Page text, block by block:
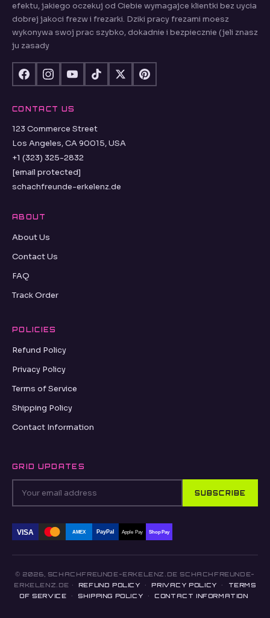
efektu, jakiego oczekuj od Ciebie wymagajce klientki bez uycia
dobrej jakoci frezw i frezarki. Dziki pracy frezami moesz
wykonywa swoj prac szybko, dokadnie i bezpiecznie (jeli znasz
ju zasady
CONTACT US
123 Commerce Street
Los Angeles, CA 90015, USA
+1 (323) 325-2832
[email protected]
schachfreunde-erkelenz.de
ABOUT
About Us
Contact Us
FAQ
Track Order
POLICIES
Refund Policy
Privacy Policy
Terms of Service
Shipping Policy
Contact Information
GRID UPDATES
SUBSCRIBE
VISA AMEX PayPal Apple Pay Shop Pay
© 2026, SCHACHFREUNDE-ERKELENZ.DE SCHACHFREUNDE-
ERKELENZ.DE ·
REFUND POLICY · PRIVACY POLICY ·
TERMS
OF SERVICE
· SHIPPING POLICY · CONTACT INFORMATION